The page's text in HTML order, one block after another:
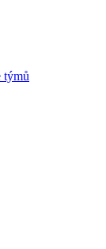
týmů